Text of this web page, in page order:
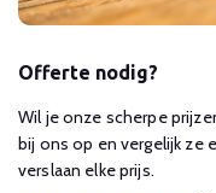
Offerte nodig?
Wil je onze scherpe
bij ons op en vergelijk ze
verslaan elke prijs.